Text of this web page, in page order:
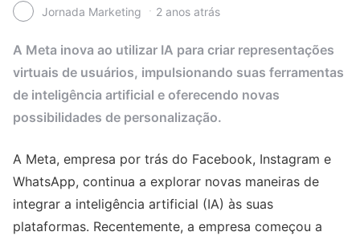
Jornada Marketing 2 anos atrás
A Meta inova ao utilizar IA para criar representações
virtuais de usuários, impulsionando suas ferramentas
de inteligência artificial e oferecendo novas
possibilidades de personalização.
A Meta, empresa por trás do Facebook, Instagram e
WhatsApp, continua a explorar novas maneiras de
integrar a inteligência artificial (IA) às suas
plataformas. Recentemente, a empresa começou a